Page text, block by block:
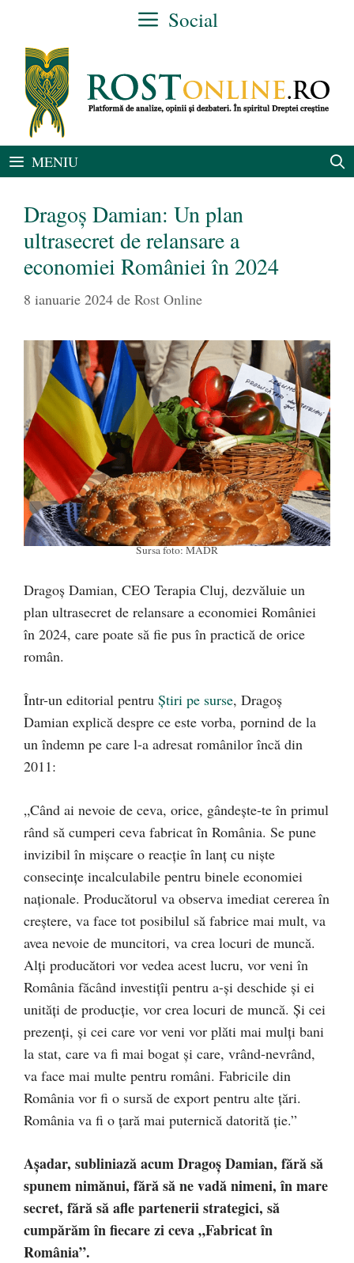
conținut
Social
MENIU
Dragoș Damian: Un plan
ultrasecret de relansare a
economiei României în 2024
8 ianuarie 2024 de Rost Online
Sursa foto: MADR
Dragoș Damian, CEO Terapia Cluj, dezvăluie un
plan ultrasecret de relansare a economiei României
în 2024, care poate să fie pus în practică de orice
român.
Într-un editorial pentru Știri pe surse, Dragoș
Damian explică despre ce este vorba, pornind de la
un îndemn pe care l-a adresat românilor încă din
2011:
„Când ai nevoie de ceva, orice, gândeşte-te în primul
rând să cumperi ceva fabricat în România. Se pune
invizibil în mişcare o reacţie în lanţ cu nişte
consecinţe incalculabile pentru binele economiei
naţionale. Producătorul va observa imediat cererea în
creştere, va face tot posibilul să fabrice mai mult, va
avea nevoie de muncitori, va crea locuri de muncă.
Alţi producători vor vedea acest lucru, vor veni în
România făcând investiţîi pentru a-şi deschide şi ei
unităţi de producţie, vor crea locuri de muncă. Şi cei
prezenţi, şi cei care vor veni vor plăti mai mulţi bani
la stat, care va fi mai bogat şi care, vrând-nevrând,
va face mai multe pentru români. Fabricile din
România vor fi o sursă de export pentru alte țări.
România va fi o ţară mai puternică datorită ție.”
Așadar, subliniază acum Dragoș Damian, fără să
spunem nimănui, fără să ne vadă nimeni, în mare
secret, fără să afle partenerii strategici, să
cumpărăm în fiecare zi ceva „Fabricat în
România”.